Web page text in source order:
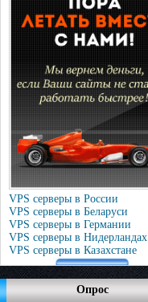
VPS серверы в России
VPS серверы в Беларуси
VPS серверы в Германии
VPS серверы в Нидерландах
VPS серверы в Казахстане
Опрос